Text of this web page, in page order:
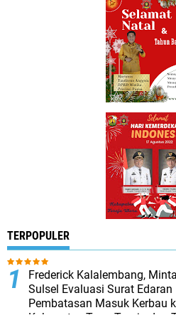
TERPOPULER
Frederick Kalalembang,
Sulsel Evaluasi Surat Edaran
Pembatasan Masuk Kerbau
Kabupaten Tana Toraja dan